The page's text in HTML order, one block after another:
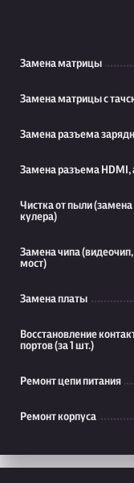
Замена матрицы
Замена матрицы с
Замена разъема
Замена разъема HDMI,
Чистка от пыли
кулера)
Замена чипа
мост)
Замена платы
Восстановление
портов (за 1 шт.)
Ремонт цепи питания
Ремонт корпуса